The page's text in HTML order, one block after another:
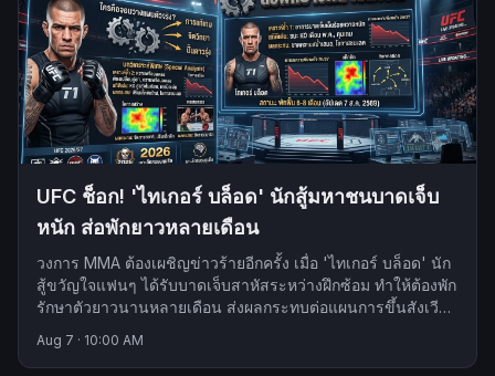
UFC ช็อก! 'ไทเกอร์ บล็อด' นักสู้มหาชนบาดเจ็บ
หนัก ส่อพักยาวหลายเดือน
วงการ MMA ต้องเผชิญข่าวร้ายอีกครั้ง เมื่อ 'ไทเกอร์ บล็อด' นัก
สู้ขวัญใจแฟนๆ ได้รับบาดเจ็บสาหัสระหว่างฝึกซ้อม ทำให้ต้องพัก
รักษาตัวยาวนานหลายเดือน ส่งผลกระทบต่อแผนการขึ้นสังเวียน
Aug 7 · 10:00 AM